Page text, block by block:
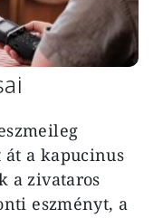
át a kapucinus
a zivataros
eszményt, a